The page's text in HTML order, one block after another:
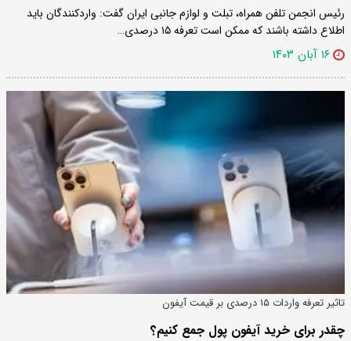
رئیس انجمن تلفن همراه، تبلت و لوازم جانبی ایران گفت: واردکنندگان باید
اطلاع داشته باشند که ممکن است تعرفه ۱۵ درصدی…
۱۶ آبان ۱۴۰۳
تاثیر تعرفه واردات ۱۵ درصدی بر قیمت آیفون
چقدر برای خرید آیفون پول جمع کنیم؟